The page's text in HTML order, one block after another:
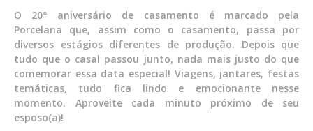
O 20° aniversário de casamento é marcado pela
Porcelana que, assim como o casamento, passa por
diversos estágios diferentes de produção. Depois que
tudo que o casal passou junto, nada mais justo do que
comemorar essa data especial! Viagens, jantares, festas
temáticas, tudo fica lindo e emocionante nesse
momento. Aproveite cada minuto próximo de seu
esposo(a)!